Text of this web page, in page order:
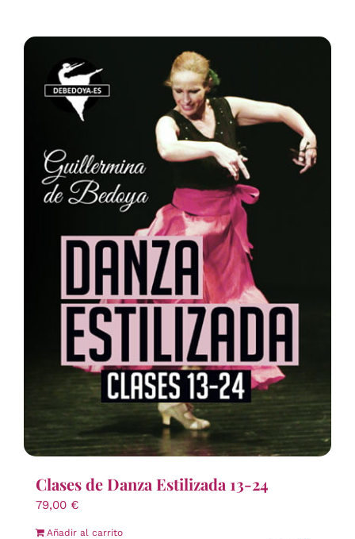
Clases de Danza Estilizada 13-24
79,00 €
Añadir al carrito